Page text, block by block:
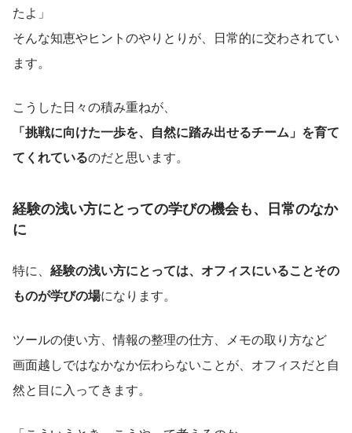
たよ」
そんな知恵やヒントのやりとりが、日常的に交わされてい
ます。
こうした日々の積み重ねが、
「挑戦に向けた一歩を、自然に踏み出せるチーム」を育て
てくれているのだと思います。
経験の浅い方にとっての学びの機会も、日常のなか
に
特に、 経験の浅い方にとっては、オフィスにいることその
ものが学びの場になります。
ツールの使い方、情報の整理の仕方、メモの取り方など
画面越しではなかなか伝わらないことが、オフィスだと自
然と目に入ってきます。